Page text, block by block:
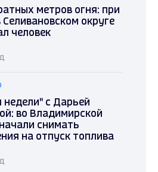
метров огня: при
Селивановском округе
человек
недели" с Дарьей
во Владимирской
снимать
на отпуск топлива